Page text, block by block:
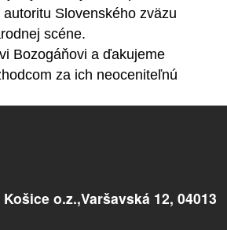
Slovenského zväzu
scéne.
Bozogáňovi a ďakujeme
za ich neoceniteľnú
o.z.,Varšavská 12, 04013